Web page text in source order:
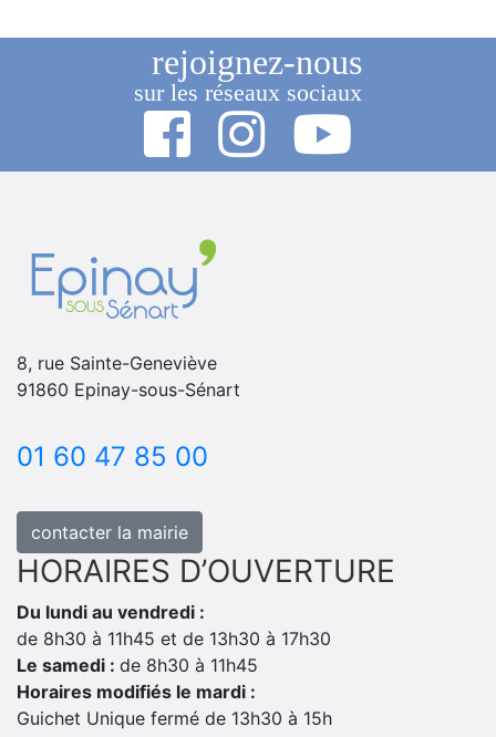
rejoignez-nous
sur les réseaux sociaux
8, rue Sainte-Geneviève
91860 Epinay-sous-Sénart
01 60 47 85 00
contacter la mairie
HORAIRES D’OUVERTURE
Du lundi au vendredi :
de 8h30 à 11h45 et de 13h30 à 17h30
Le samedi : de 8h30 à 11h45
Horaires modifiés le mardi :
Guichet Unique fermé de 13h30 à 15h